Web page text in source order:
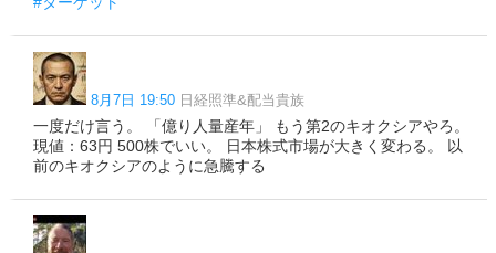
8月7日 19:50 日経照準&配当貴族
一度だけ言う。 「億り人量産年」 もう第2のキオクシアやろ。
現値：63円 500株でいい。 日本株式市場が大きく変わる。 以
前のキオクシアのように急騰する